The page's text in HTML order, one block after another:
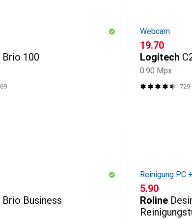
Brio 100
69
Webcam
CHF
19.70
Logitech
0.90 Mpx
729
Brio Business
Reinigung PC
CHF
5.90
Roline